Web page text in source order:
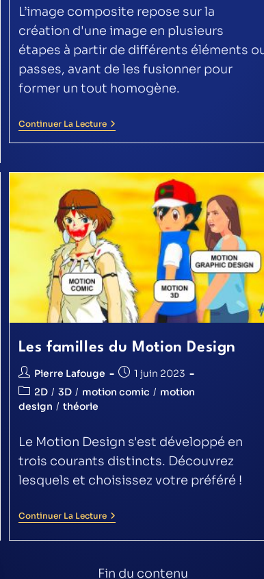
L’image composite repose sur la
création d'une image en plusieurs
étapes à partir de différents éléments
passes, avant de les fusionner pour
former un tout homogène.
Continuer La Lecture
Les familles du Motion Design
Pierre Lafouge
1 juin 2023
2D / 3D / motion comic / motion
design / théorie
Le Motion Design s'est développé en
trois courants distincts. Découvrez
lesquels et choisissez votre préféré !
Continuer La Lecture
Fin du contenu